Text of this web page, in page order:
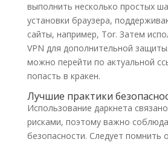
выполнить несколько простых
установки браузера,
сайты, например, Tor. Затем
VPN для дополнительной
можно перейти по актуальной
попасть в кракен.
Лучшие практики
Использование даркнета
рисками, поэтому важно
безопасности. Следует помнить